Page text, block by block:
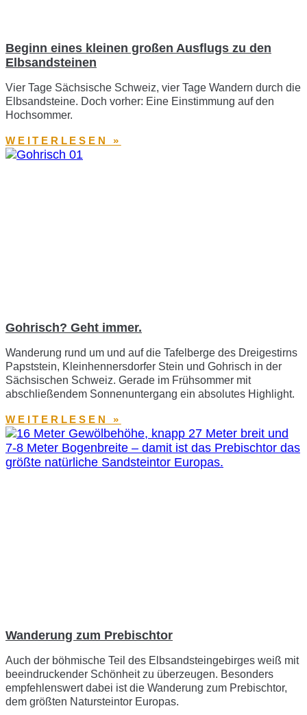
Beginn eines kleinen großen Ausflugs zu den
Elbsandsteinen
Vier Tage Sächsische Schweiz, vier Tage Wandern durch die
Elbsandsteine. Doch vorher: Eine Einstimmung auf den
Hochsommer.
WEITERLESEN »
Gohrisch? Geht immer.
Wanderung rund um und auf die Tafelberge des Dreigestirns
Papststein, Kleinhennersdorfer Stein und Gohrisch in der
Sächsischen Schweiz. Gerade im Frühsommer mit
abschließendem Sonnenuntergang ein absolutes Highlight.
WEITERLESEN »
Wanderung zum Prebischtor
Auch der böhmische Teil des Elbsandsteingebirges weiß mit
beeindruckender Schönheit zu überzeugen. Besonders
empfehlenswert dabei ist die Wanderung zum Prebischtor,
dem größten Natursteintor Europas.